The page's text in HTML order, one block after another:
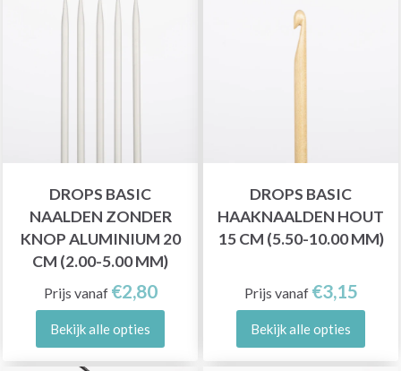
DROPS BASIC
NAALDEN ZONDER
KNOP ALUMINIUM 20
CM (2.00-5.00 MM)
Prijs vanaf €2,80
Bekijk alle opties
DROPS BASIC
HAAKNAALDEN HOUT
15 CM (5.50-10.00 MM)
Prijs vanaf €3,15
Bekijk alle opties